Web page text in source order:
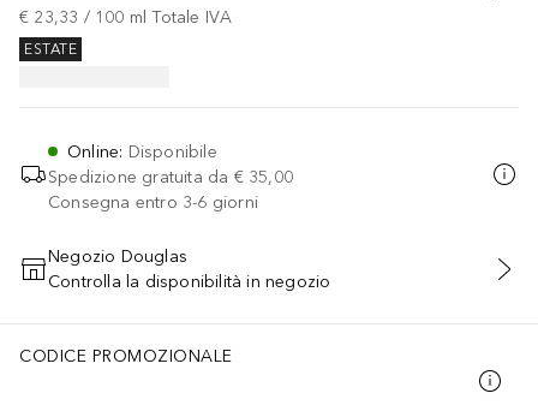
€ 23,33 / 100 ml Totale IVA
ESTATE
Online: Disponibile
Spedizione gratuita da € 35,00
Consegna entro 3-6 giorni
AGGIUNGI AL CARRELLO
Negozio Douglas
Controlla la disponibilità in negozio
CODICE PROMOZIONALE